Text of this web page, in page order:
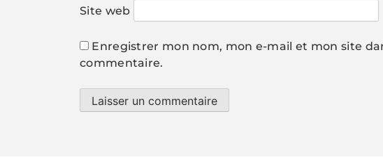
Site web
Enregistrer mon nom, mon e-mail et mon site
commentaire.